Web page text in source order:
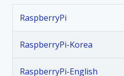
r
r
i
n
RaspberryPi
RaspberryPi-Korea
RaspberryPi-English